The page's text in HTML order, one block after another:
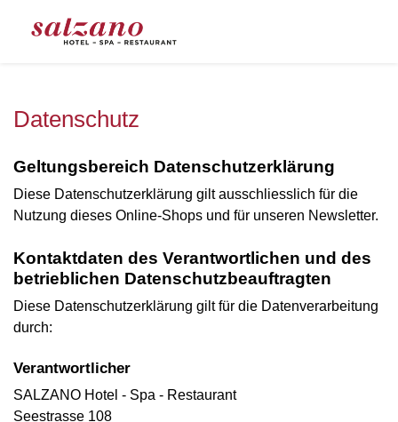
Datenschutz
Geltungsbereich Datenschutzerklärung
Diese Datenschutzerklärung gilt ausschliesslich für die
Nutzung dieses Online-Shops und für unseren Newsletter.
Kontaktdaten des Verantwortlichen und des
betrieblichen Datenschutzbeauftragten
Diese Datenschutzerklärung gilt für die Datenverarbeitung
durch:
Verantwortlicher
SALZANO Hotel - Spa - Restaurant
Seestrasse 108